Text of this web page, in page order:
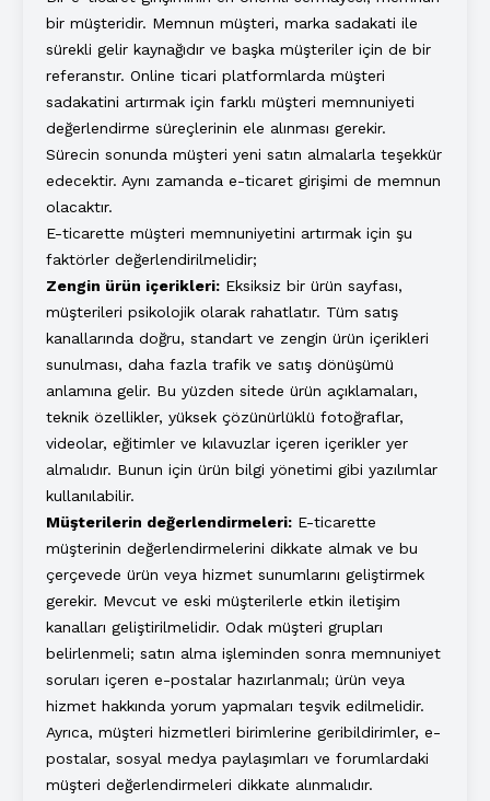
bir müşteridir. Memnun müşteri, marka sadakati ile
sürekli gelir kaynağıdır ve başka müşteriler için de bir
referanstır. Online ticari platformlarda müşteri
sadakatini artırmak için farklı müşteri memnuniyeti
değerlendirme süreçlerinin ele alınması gerekir.
Sürecin sonunda müşteri yeni satın almalarla teşekkür
edecektir. Aynı zamanda e-ticaret girişimi de memnun
olacaktır.
E-ticarette müşteri memnuniyetini artırmak için şu
faktörler değerlendirilmelidir;
Zengin ürün içerikleri: Eksiksiz bir ürün sayfası,
müşterileri psikolojik olarak rahatlatır. Tüm satış
kanallarında doğru, standart ve zengin ürün içerikleri
sunulması, daha fazla trafik ve satış dönüşümü
anlamına gelir. Bu yüzden sitede ürün açıklamaları,
teknik özellikler, yüksek çözünürlüklü fotoğraflar,
videolar, eğitimler ve kılavuzlar içeren içerikler yer
almalıdır. Bunun için ürün bilgi yönetimi gibi yazılımlar
kullanılabilir.
Müşterilerin değerlendirmeleri: E-ticarette
müşterinin değerlendirmelerini dikkate almak ve bu
çerçevede ürün veya hizmet sunumlarını geliştirmek
gerekir. Mevcut ve eski müşterilerle etkin iletişim
kanalları geliştirilmelidir. Odak müşteri grupları
belirlenmeli; satın alma işleminden sonra memnuniyet
soruları içeren e-postalar hazırlanmalı; ürün veya
hizmet hakkında yorum yapmaları teşvik edilmelidir.
Ayrıca, müşteri hizmetleri birimlerine geribildirimler, e-
postalar, sosyal medya paylaşımları ve forumlardaki
müşteri değerlendirmeleri dikkate alınmalıdır.